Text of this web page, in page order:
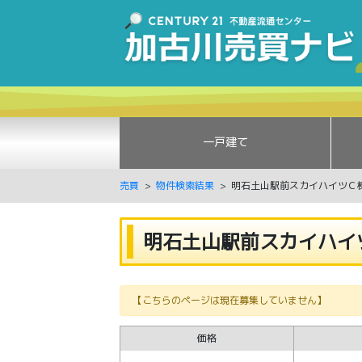
一戸建て
売買 物件検索結果 明石土山駅前スカイハイツＣ
明石土山駅前スカイハ
【こちらのページは現在募集していません】
価格